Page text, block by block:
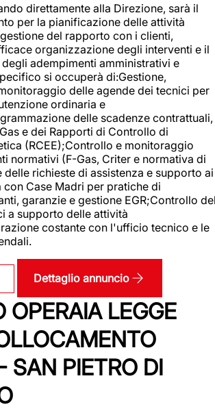
direttamente alla Direzione, sarà il
per la pianificazione delle attività
del rapporto con i clienti,
organizzazione degli interventi e il
adempimenti amministrativi e
si occuperà di:Gestione,
delle agende dei tecnici per
ordinaria e
delle scadenze contrattuali,
e dei Rapporti di Controllo di
(RCEE);Controllo e monitoraggio
normativi (F-Gas, Criter e normativa di
delle richieste di assistenza e supporto ai
Case Madri per pratiche di
garanzie e gestione EGR;Controllo
a supporto delle attività
costante con l'ufficio tecnico e le
Dettaglio annuncio
OPERAIA LEGGE
SAN PIETRO DI